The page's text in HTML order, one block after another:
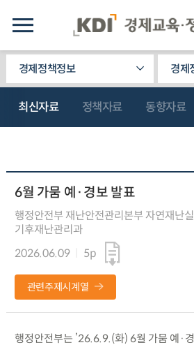
경제정책정보 경제
최신자료 정책자료 동향자료
6월 가뭄 예·경보 발표
행정안전부 재난안전관리본부 자연재난
기후재난관리과
2026.06.09
5p
관련주제시계열
행정안전부는 ’26.6.9.(화) 6월 가뭄 예·